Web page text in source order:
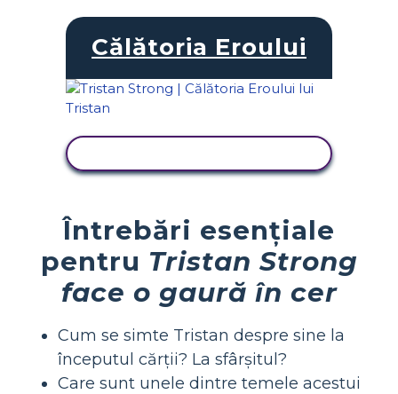
Călătoria Eroului
Întrebări esențiale
pentru Tristan Strong
face o gaură în cer
Cum se simte Tristan despre sine la
începutul cărții? La sfârșitul?
Care sunt unele dintre temele acestui